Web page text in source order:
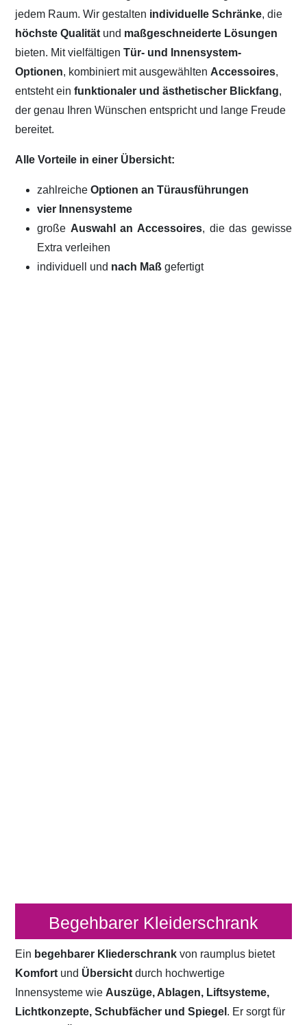
jedem Raum. Wir gestalten individuelle Schränke, die
höchste Qualität und maßgeschneiderte Lösungen
bieten. Mit vielfältigenTür- und Innensystem-
Optionen, kombiniert mit ausgewählten Accessoires,
entsteht einfunktionaler und ästhetischer Blickfang,
der genau Ihren Wünschen entspricht und lange Freude
bereitet.
Alle Vorteile in einer Übersicht:
zahlreicheOptionen an Türausführungen
vier Innensysteme
große Auswahl an Accessoires, die das gewisse
Extra verleihen
individuell und nach Maßgefertigt
Begehbarer Kleiderschrank
Ein begehbarer Kliederschrankvon raumplus bietet
Komfort und Übersicht durch hochwertige
Innensysteme wie Auszüge, Ablagen, Liftsysteme,
Lichtkonzepte, Schubfächer und Spiegel . Er sorgt für